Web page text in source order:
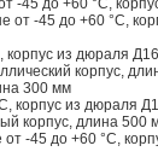
-45 до +60 °C,
-45 до +60 °C,
из дюраля
корпус,
300 мм
корпус из дюраля
корпус, длина 500
-45 до +60 °C,